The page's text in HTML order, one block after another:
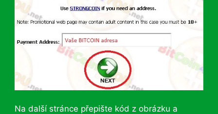
Na další stránce přepište kód z obrázku a